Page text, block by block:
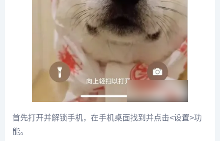
首先打开并解锁手机，在手机桌面找到并点击<设置>功
能。